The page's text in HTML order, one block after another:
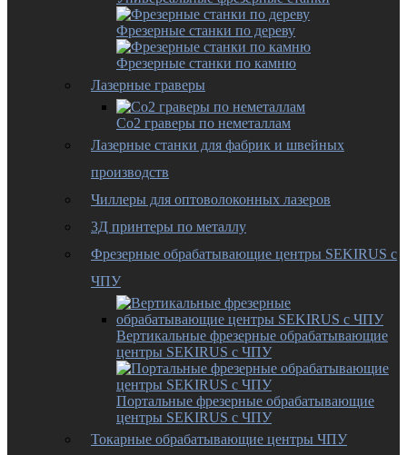
Фрезерные станки по дереву
Фрезерные станки по камню
Лазерные граверы
Co2 граверы по неметаллам
Лазерные станки для фабрик и швейных
производств
Чиллеры для оптоволоконных лазеров
3Д принтеры по металлу
Фрезерные обрабатывающие центры SEKIRUS с
ЧПУ
Вертикальные фрезерные обрабатывающие
центры SEKIRUS с ЧПУ
Портальные фрезерные обрабатывающие
центры SEKIRUS с ЧПУ
Токарные обрабатывающие центры ЧПУ